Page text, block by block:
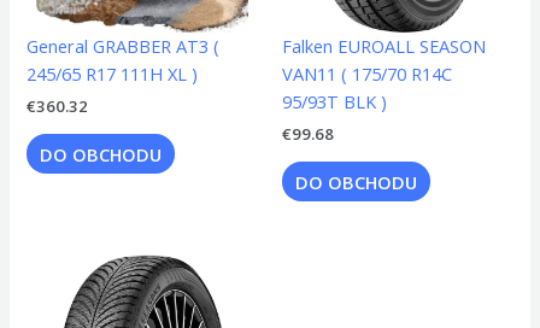
General GRABBER AT3 (
245/65 R17 111H XL )
€360.32
DO OBCHODU
Falken EUROALL SEASON
VAN11 ( 175/70 R14C
95/93T BLK )
€99.68
DO OBCHODU